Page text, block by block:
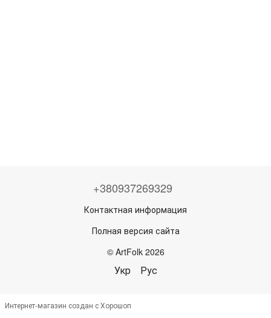
+380937269329
Контактная информация
Полная версия сайта
© ArtFolk 2026
Укр Рус
Интернет-магазин создан с Хорошоп